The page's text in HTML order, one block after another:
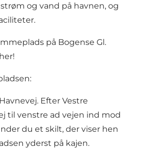
og vand på havnen, og
på Bogense Gl.
Efter Vestre
til venstre ad vejen ind mod
du et skilt, der viser hen
yderst på kajen.